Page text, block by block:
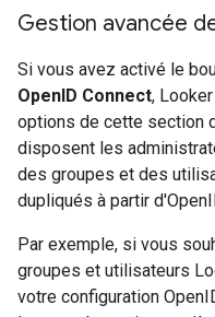
Gestion avancée
Si vous avez activé le
OpenID Connect,
options de cette section
disposent les
des groupes et des
dupliqués à partir
Par exemple, si vous
groupes et utilisateurs
votre configuration